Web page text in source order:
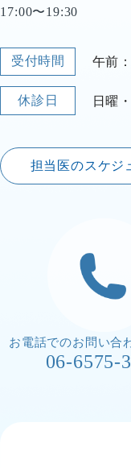
17:00〜19:30
受付時間 午前
休診日 日曜
担当医のスケジ
お電話でのお問い合
06-6575-